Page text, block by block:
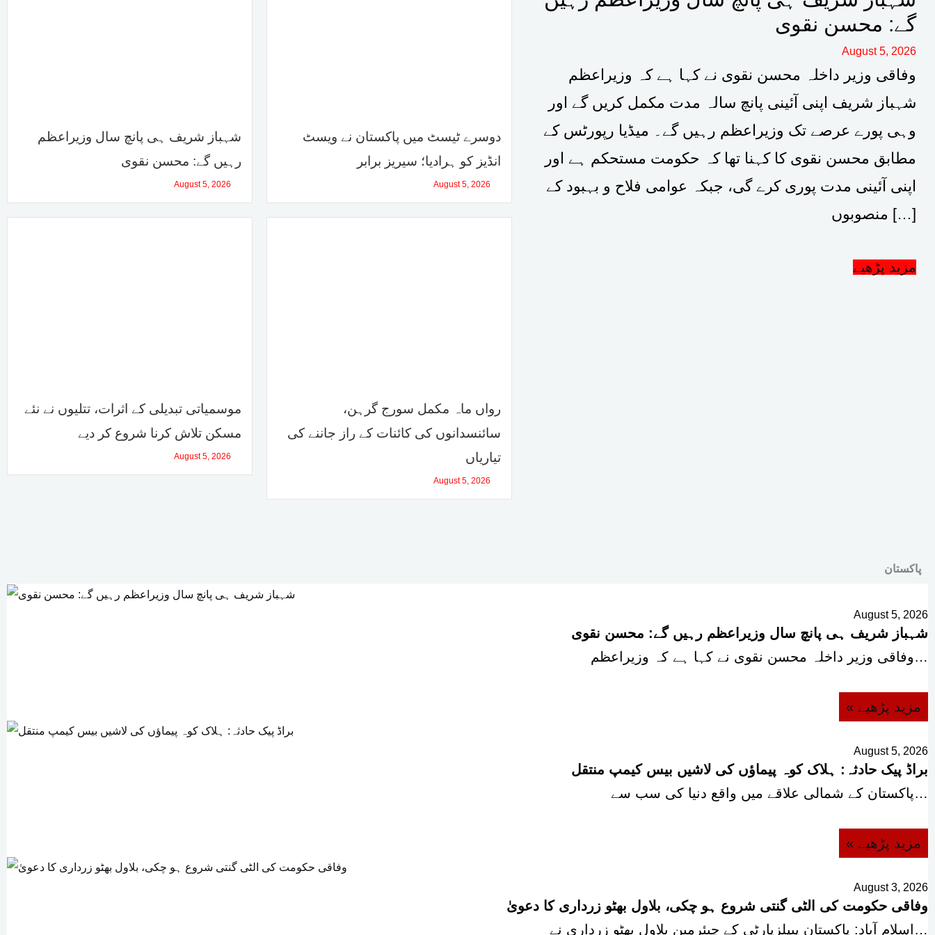
شہباز شریف ہی پانچ سال وزیراعظم
رہیں گے: محسن نقوی
August 5, 2026
دوسرے ٹیسٹ میں پاکستان نے ویسٹ
انڈیز کو ہرادیا؛ سیریز برابر
August 5, 2026
موسمیاتی تبدیلی کے اثرات، تتلیوں نے نئے
مسکن تلاش کرنا شروع کر دیے
August 5, 2026
رواں ماہ مکمل سورج گرہن،
سائنسدانوں کی کائنات کے راز جاننے کی
تیاریاں
August 5, 2026
گے: محسن نقوی
August 5, 2026
وفاقی وزیر داخلہ محسن نقوی نے کہا ہے کہ وزیراعظم
شہباز شریف اپنی آئینی پانچ سالہ مدت مکمل کریں گے اور
وہی پورے عرصے تک وزیراعظم رہیں گے۔ میڈیا رپورٹس کے
مطابق محسن نقوی کا کہنا تھا کہ حکومت مستحکم ہے اور
اپنی آئینی مدت پوری کرے گی، جبکہ عوامی فلاح و بہبود کے
منصوبوں […]
مزید پڑھیے
پاکستان
August 5, 2026
شہباز شریف ہی پانچ سال وزیراعظم رہیں گے: محسن نقوی
وفاقی وزیر داخلہ محسن نقوی نے کہا ہے کہ وزیراعظم…
« مزید پڑھیے
August 5, 2026
براڈ پیک حادثہ: ہلاک کوہ پیماؤں کی لاشیں بیس کیمپ منتقل
پاکستان کے شمالی علاقے میں واقع دنیا کی سب سے…
« مزید پڑھیے
August 3, 2026
وفاقی حکومت کی الٹی گنتی شروع ہو چکی، بلاول بھٹو زرداری کا دعویٰ
اسلام آباد: پاکستان پیپلزپارٹی کے چیئرمین بلاول بھٹو زرداری نے…